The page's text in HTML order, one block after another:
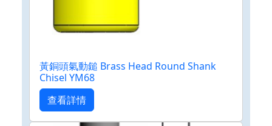
黃銅頭氣動鎚 Brass Head Round Shank
Chisel YM68
查看詳情